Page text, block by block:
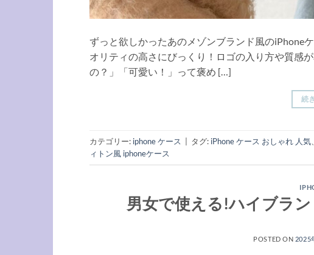
ずっと欲しかったあのメゾンブランド風のiPhone
オリティの高さにびっくり！ロゴの入り方や質感
の？」「可愛い！」って褒め […]
続
カテゴリー: iphone ケース タグ: iPhone ケース おしゃれ 人気
ィトン風 iphoneケース
男女で使える!ハイブラ
POSTED ON 2025